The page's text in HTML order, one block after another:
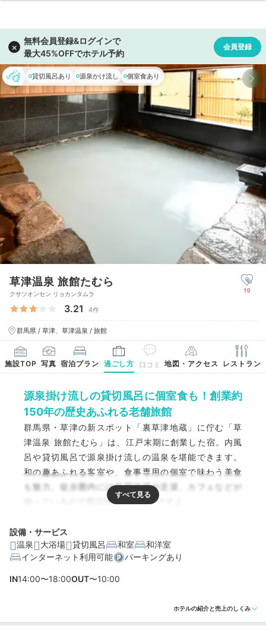
貸切風呂あり 源泉かけ流し 個室食あり
草津温泉 旅館たむら
クサツオンセン リョカンタムラ
3.21 4件
群馬県 / 草津、草津温泉 / 旅館
10
施設TOP 写真 宿泊プラン 過ごし方 口コミ 地図・アクセス レストラン
源泉掛け流しの貸切風呂に個室食も！創業約
150年の歴史あふれる老舗旅館
群馬県・草津の新スポット「裏草津地蔵」に佇む「草
津温泉 旅館たむら」は、江戸末期に創業した宿。内風
呂や貸切風呂で源泉掛け流しの温泉を堪能できます。
和の趣あふれる客室や、食事専用の個室で味わう美食
も魅力。徒歩圏内には共同浴場や足湯、カフェなどが
揃っているので周辺散策も楽しいですよ。
編集部おすすめの３つのポイント
内風呂に2つの無料貸切風呂も。心身を癒す温泉施設
設備・サービス
温泉
大浴場 貸切風呂 和室
和洋室
インターネット利用可能
パーキングあり
IN14:00〜18:00OUT〜10:00
ホテルの紹介と売上のしくみ